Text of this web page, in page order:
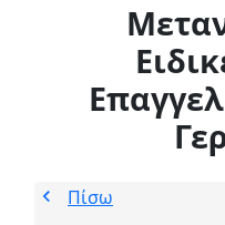
Πίσω